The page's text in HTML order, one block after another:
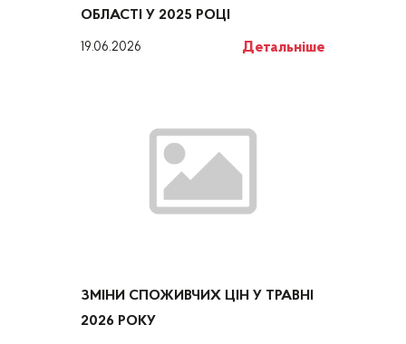
ОБЛАСТІ У 2025 РОЦІ
19.06.2026 Детальніше
ЗМІНИ СПОЖИВЧИХ ЦІН У ТРАВНІ
2026 РОКУ